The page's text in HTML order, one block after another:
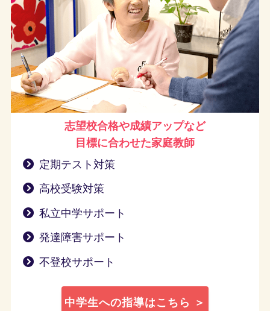
志望校合格や成績アップなど
目標に合わせた家庭教師
定期テスト対策
高校受験対策
私立中学サポート
発達障害サポート
不登校サポート
中学生への指導はこちら ＞